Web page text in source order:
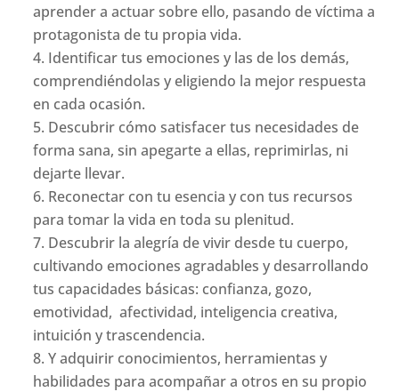
aprender a actuar sobre ello, pasando de víctima a
protagonista de tu propia vida.
Identificar tus emociones y las de los demás,
comprendiéndolas y eligiendo la mejor respuesta
en cada ocasión.
Descubrir cómo satisfacer tus necesidades de
forma sana, sin apegarte a ellas, reprimirlas, ni
dejarte llevar.
Reconectar con tu esencia y con tus recursos
para tomar la vida en toda su plenitud.
Descubrir la alegría de vivir desde tu cuerpo,
cultivando emociones agradables y desarrollando
tus capacidades básicas: confianza, gozo,
emotividad, afectividad, inteligencia creativa,
intuición y trascendencia.
Y adquirir conocimientos, herramientas y
habilidades para acompañar a otros en su propio